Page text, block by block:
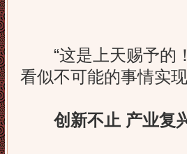
“这是上天赐予的！
看似不可能的事情实
创新不止 产业复